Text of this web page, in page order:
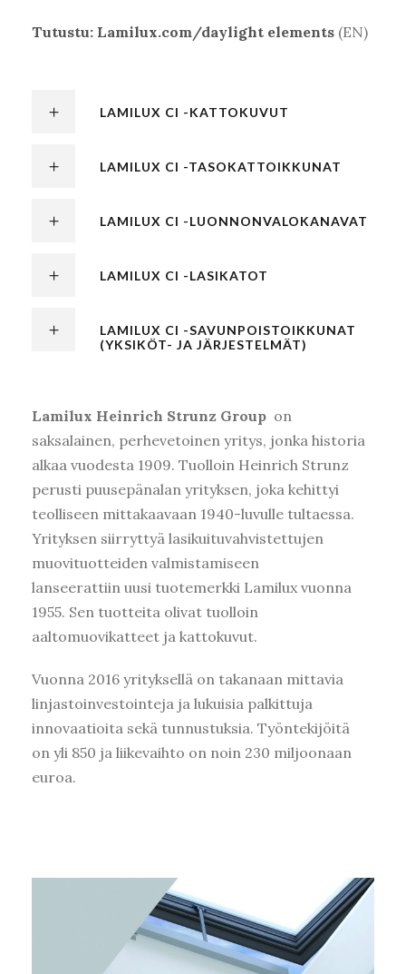
Tutustu: Lamilux.com/daylight elements (EN)
LAMILUX CI -KATTOKUVUT
LAMILUX CI -TASOKATTOIKKUNAT
LAMILUX CI -LUONNONVALOKANAVAT
LAMILUX CI -LASIKATOT
LAMILUX CI -SAVUNPOISTOIKKUNAT
(YKSIKÖT- JA JÄRJESTELMÄT)
Lamilux Heinrich Strunz Group on
saksalainen, perhevetoinen yritys, jonka historia
alkaa vuodesta 1909. Tuolloin Heinrich Strunz
perusti puusepänalan yrityksen, joka kehittyi
teolliseen mittakaavaan 1940-luvulle tultaessa.
Yrityksen siirryttyä lasikuituvahvistettujen
muovituotteiden valmistamiseen
lanseerattiin uusi tuotemerkki Lamilux vuonna
1955. Sen tuotteita olivat tuolloin
aaltomuovikatteet ja kattokuvut.
Vuonna 2016 yrityksellä on takanaan mittavia
linjastoinvestointeja ja lukuisia palkittuja
innovaatioita sekä tunnustuksia. Työntekijöitä
on yli 850 ja liikevaihto on noin 230 miljoonaan
euroa.